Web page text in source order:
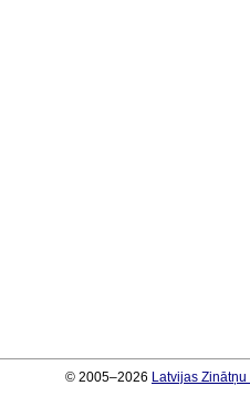
© 2005–2026 Latvijas